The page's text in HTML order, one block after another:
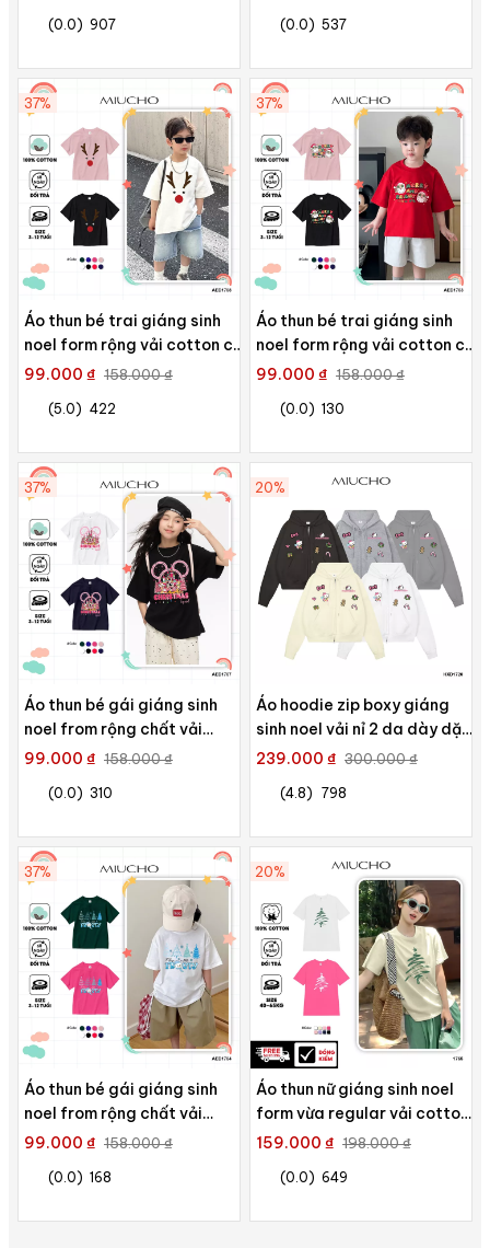
(0.0) 907 (0.0) 537
37%
Áo thun bé trai giáng sinh
noel form rộng vải cotton co
giãn thoải mái AED1708
99.000 ₫ 158.000 ₫
(5.0) 422
37%
Áo thun bé trai giáng sinh
noel form rộng vải cotton co
giãn thoải mái AED1703
99.000 ₫ 158.000 ₫
(0.0) 130
37%
Áo thun bé gái giáng sinh
noel from rộng chất vải
cotton thoáng mát AED1707
99.000 ₫ 158.000 ₫
(0.0) 310
20%
Áo hoodie zip boxy giáng
sinh noel vải nỉ 2 da dày dặn
HXD1720 Miucho in mix
239.000 ₫ 300.000 ₫
(4.8) 798
37%
Áo thun bé gái giáng sinh
noel from rộng chất vải
cotton thoáng mát AED1704
99.000 ₫ 158.000 ₫
(0.0) 168
20%
Áo thun nữ giáng sinh noel
form vừa regular vải cotton
4c thoáng mát 1765 Miucho
159.000 ₫ 198.000 ₫
(0.0) 649